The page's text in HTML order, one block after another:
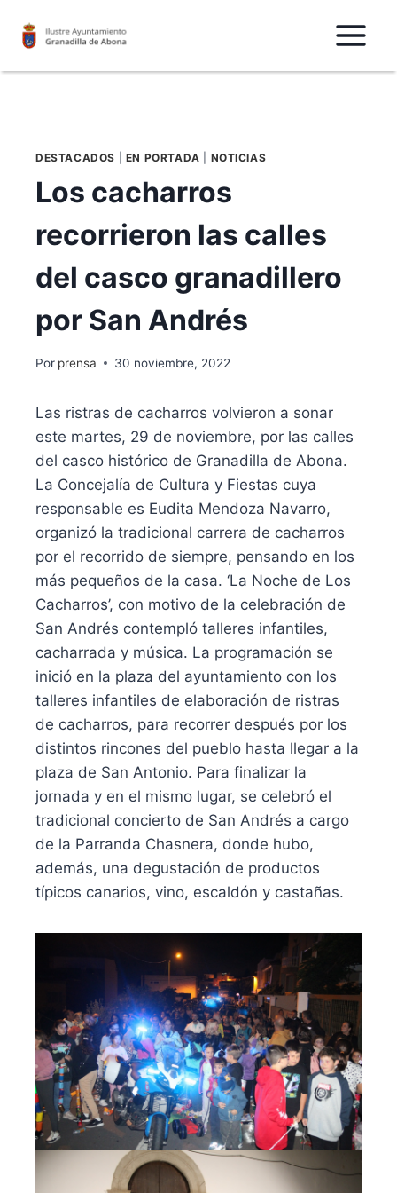
DESTACADOS EN PORTADA NOTICIAS
Los cacharros
recorrieron las calles
del casco granadillero
por San Andrés
Por prensa 30 noviembre, 2022
Las ristras de cacharros volvieron a sonar
este martes, 29 de noviembre, por las calles
del casco histórico de Granadilla de Abona.
La Concejalía de Cultura y Fiestas cuya
responsable es Eudita Mendoza Navarro,
organizó la tradicional carrera de cacharros
por el recorrido de siempre, pensando en los
más pequeños de la casa. ‘La Noche de Los
Cacharros’, con motivo de la celebración de
San Andrés contempló talleres infantiles,
cacharrada y música. La programación se
inició en la plaza del ayuntamiento con los
talleres infantiles de elaboración de ristras
de cacharros, para recorrer después por los
distintos rincones del pueblo hasta llegar a la
plaza de San Antonio. Para finalizar la
jornada y en el mismo lugar, se celebró el
tradicional concierto de San Andrés a cargo
de la Parranda Chasnera, donde hubo,
además, una degustación de productos
típicos canarios, vino, escaldón y castañas.